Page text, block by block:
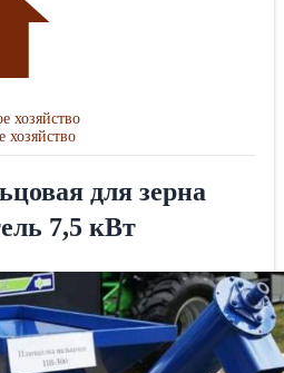
хозяйство
хозяйство
для зерна
7,5 кВт